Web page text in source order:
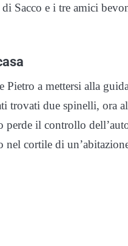
Sacco e i tre amici
a mettersi alla
trovati due spinelli, ora
perde il controllo
nel cortile di